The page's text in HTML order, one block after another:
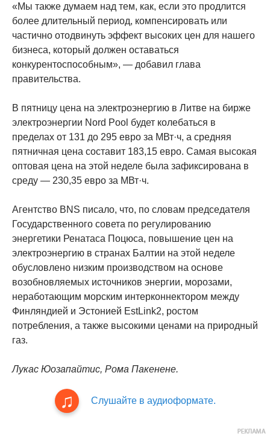
«Мы также думаем над тем, как, если это продлится
более длительный период, компенсировать или
частично отодвинуть эффект высоких цен для нашего
бизнеса, который должен оставаться
конкурентоспособным», — добавил глава
правительства.
В пятницу цена на электроэнергию в Литве на бирже
электроэнергии Nord Pool будет колебаться в
пределах от 131 до 295 евро за МВт·ч, а средняя
пятничная цена составит 183,15 евро. Самая высокая
оптовая цена на этой неделе была зафиксирована в
среду — 230,35 евро за МВт·ч.
Агентство BNS писало, что, по словам председателя
Государственного совета по регулированию
энергетики Ренатаса Поцюса, повышение цен на
электроэнергию в странах Балтии на этой неделе
обусловлено низким производством на основе
возобновляемых источников энергии, морозами,
неработающим морским интерконнектором между
Финляндией и Эстонией EstLink2, ростом
потребления, а также высокими ценами на природный
газ.
Лукас Юозапайтис, Рома Пакенене.
Слушайте в аудиоформате.